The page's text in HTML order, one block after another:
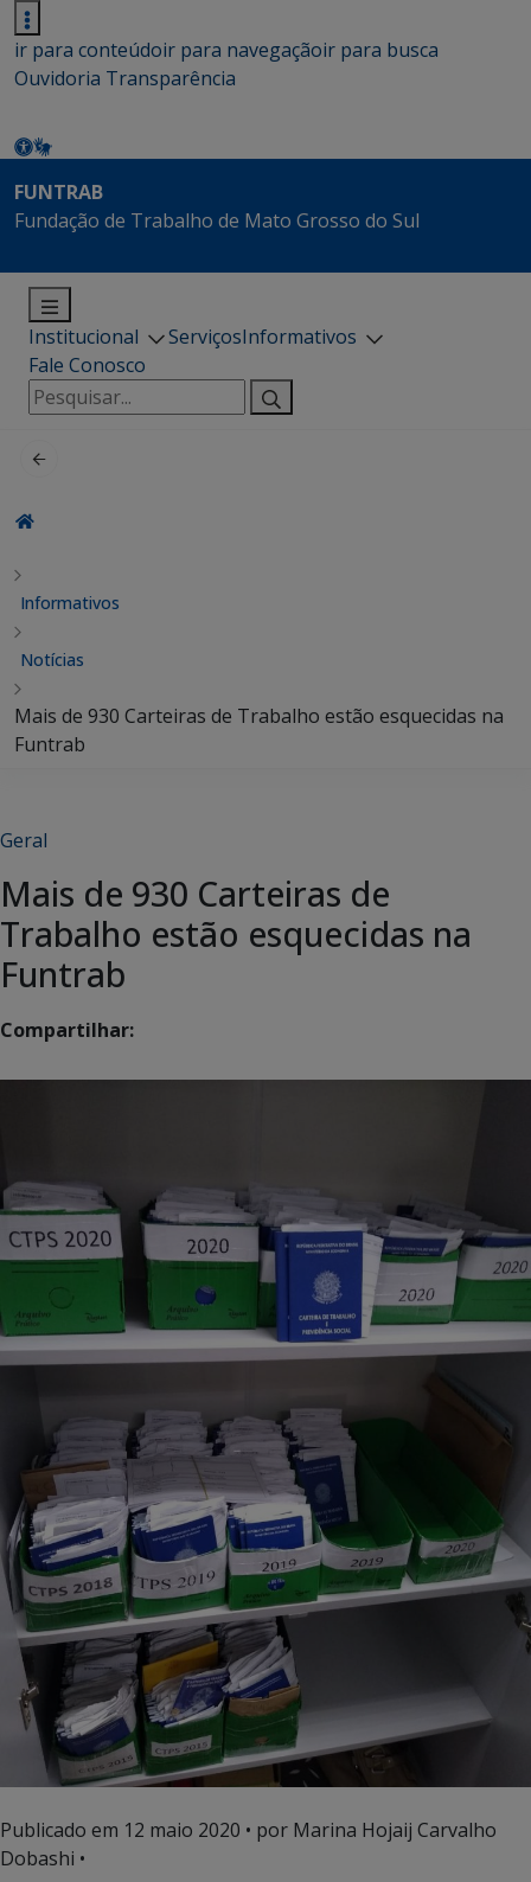
ir para conteúdoir para navegaçãoir para busca
Ouvidoria Transparência
FUNTRAB
Fundação de Trabalho de Mato Grosso do Sul
Institucional ServiçosInformativos
Fale Conosco
Pesquisar
por:
Informativos
Notícias
Mais de 930 Carteiras de Trabalho estão esquecidas na
Funtrab
Geral
Mais de 930 Carteiras de
Trabalho estão esquecidas na
Funtrab
Compartilhar:
Publicado em 12 maio 2020 • por Marina Hojaij Carvalho
Dobashi •